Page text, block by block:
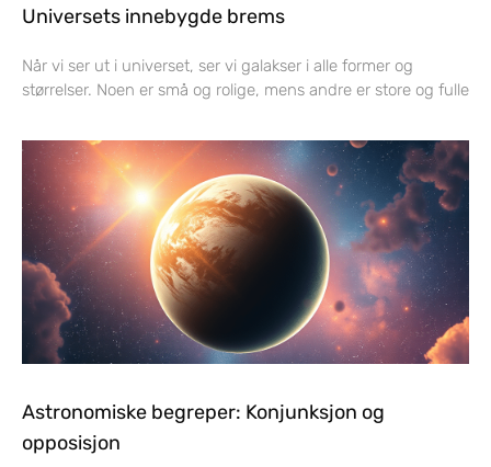
Universets innebygde brems
Når vi ser ut i universet, ser vi galakser i alle former og
størrelser. Noen er små og rolige, mens andre er store og fulle
Astronomiske begreper: Konjunksjon og
opposisjon